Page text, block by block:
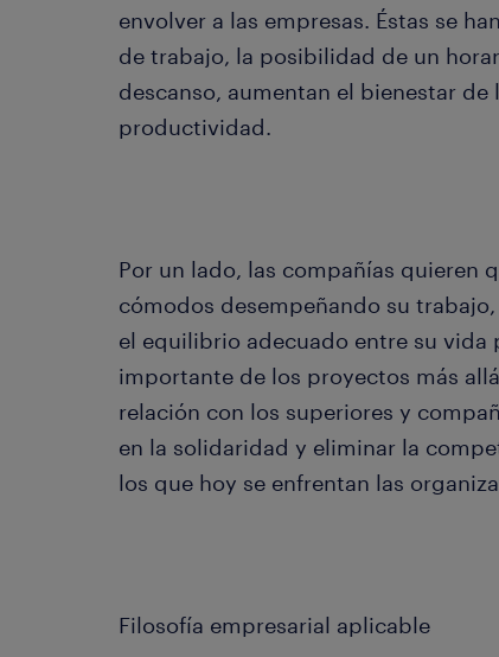
envolver a las empresas. Éstas se
de trabajo, la posibilidad de un
descanso, aumentan el bienestar de
productividad.
Por un lado, las compañías quieren
cómodos desempeñando su
el equilibrio adecuado entre su vida
importante de los proyectos más
relación con los superiores y
en la solidaridad y eliminar la
los que hoy se enfrentan las
Filosofía empresarial aplicable